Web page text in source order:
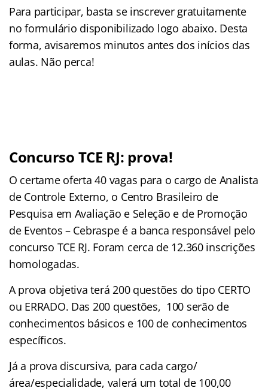
Para participar, basta se inscrever gratuitamente
no formulário disponibilizado logo abaixo. Desta
forma, avisaremos minutos antes dos inícios das
aulas. Não perca!
Concurso TCE RJ: prova!
O certame oferta 40 vagas para o cargo de Analista
de Controle Externo, o Centro Brasileiro de
Pesquisa em Avaliação e Seleção e de Promoção
de Eventos – Cebraspe é a banca responsável pelo
concurso TCE RJ. Foram cerca de 12.360 inscrições
homologadas.
A prova objetiva terá 200 questões do tipo CERTO
ou ERRADO. Das 200 questões, 100 serão de
conhecimentos básicos e 100 de conhecimentos
específicos.
Já a prova discursiva, para cada cargo/
área/especialidade, valerá um total de 100,00